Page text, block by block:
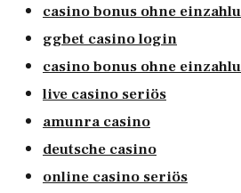
casino bonus ohne
ggbet casino login
casino bonus ohne
live casino seriös
amunra casino
deutsche casino
online casino seriös